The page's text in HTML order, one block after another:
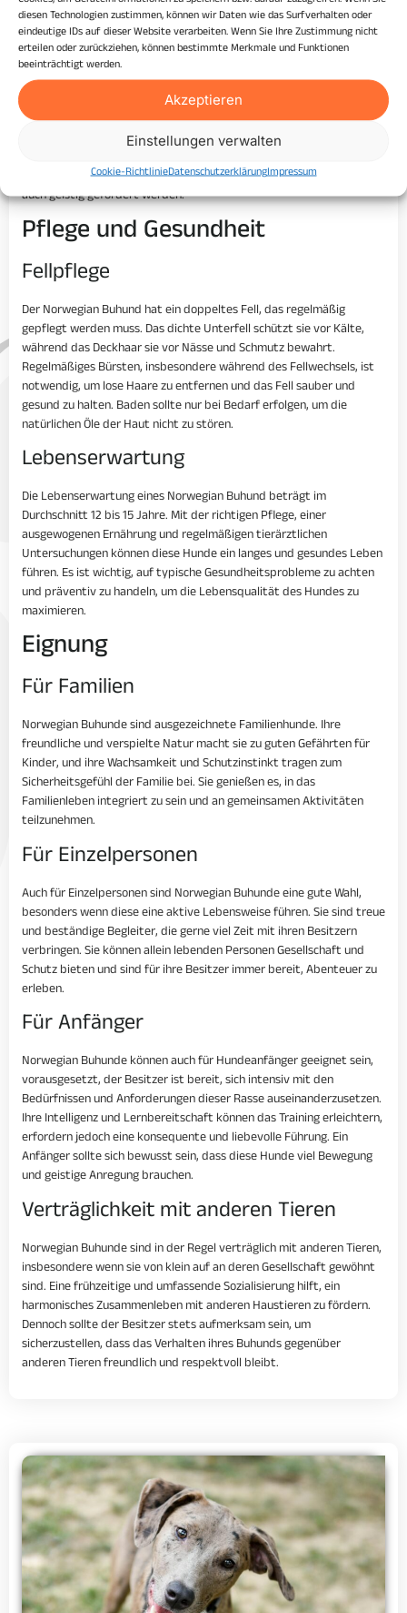
diesen Technologien zustimmen, können wir Daten wie das Surfverhalten oder
eindeutige IDs auf dieser Website verarbeiten. Wenn Sie Ihre Zustimmung nicht
erteilen oder zurückziehen, können bestimmte Merkmale und Funktionen
beeinträchtigt werden.
Akzeptieren
Einstellungen verwalten
Cookie-RichtlinieDatenschutzerklärungImpressum
und sie geistig auszulasten.
Besondere Anforderungen
Aufgrund ihrer Ursprünge als Arbeits- und Hütehunde benötigen
Norwegian Buhunde Aufgaben, die ihrem Bedürfnis nach körperlicher
und geistiger Anstrengung gerecht werden. Ohne ausreichend
Beschäftigung und Anregung können sie schnell gelangweilt und
strukturierte Umgebung zu bieten, in der sie sowohl körperlich als
auch geistig gefordert werden.
Pflege und Gesundheit
Fellpflege
Der Norwegian Buhund hat ein doppeltes Fell, das regelmäßig
gepflegt werden muss. Das dichte Unterfell schützt sie vor Kälte,
während das Deckhaar sie vor Nässe und Schmutz bewahrt.
Regelmäßiges Bürsten, insbesondere während des Fellwechsels, ist
notwendig, um lose Haare zu entfernen und das Fell sauber und
gesund zu halten. Baden sollte nur bei Bedarf erfolgen, um die
natürlichen Öle der Haut nicht zu stören.
Lebenserwartung
Die Lebenserwartung eines Norwegian Buhund beträgt im
Durchschnitt 12 bis 15 Jahre. Mit der richtigen Pflege, einer
ausgewogenen Ernährung und regelmäßigen tierärztlichen
Untersuchungen können diese Hunde ein langes und gesundes Leben
führen. Es ist wichtig, auf typische Gesundheitsprobleme zu achten
und präventiv zu handeln, um die Lebensqualität des Hundes zu
maximieren.
Eignung
Für Familien
Norwegian Buhunde sind ausgezeichnete Familienhunde. Ihre
freundliche und verspielte Natur macht sie zu guten Gefährten für
Kinder, und ihre Wachsamkeit und Schutzinstinkt tragen zum
Sicherheitsgefühl der Familie bei. Sie genießen es, in das
Familienleben integriert zu sein und an gemeinsamen Aktivitäten
teilzunehmen.
Für Einzelpersonen
Auch für Einzelpersonen sind Norwegian Buhunde eine gute Wahl,
besonders wenn diese eine aktive Lebensweise führen. Sie sind treue
und beständige Begleiter, die gerne viel Zeit mit ihren Besitzern
verbringen. Sie können allein lebenden Personen Gesellschaft und
Schutz bieten und sind für ihre Besitzer immer bereit, Abenteuer zu
erleben.
Für Anfänger
Norwegian Buhunde können auch für Hundeanfänger geeignet sein,
vorausgesetzt, der Besitzer ist bereit, sich intensiv mit den
Bedürfnissen und Anforderungen dieser Rasse auseinanderzusetzen.
Ihre Intelligenz und Lernbereitschaft können das Training erleichtern,
erfordern jedoch eine konsequente und liebevolle Führung. Ein
Anfänger sollte sich bewusst sein, dass diese Hunde viel Bewegung
und geistige Anregung brauchen.
Verträglichkeit mit anderen Tieren
Norwegian Buhunde sind in der Regel verträglich mit anderen Tieren,
insbesondere wenn sie von klein auf an deren Gesellschaft gewöhnt
sind. Eine frühzeitige und umfassende Sozialisierung hilft, ein
harmonisches Zusammenleben mit anderen Haustieren zu fördern.
Dennoch sollte der Besitzer stets aufmerksam sein, um
sicherzustellen, dass das Verhalten ihres Buhunds gegenüber
anderen Tieren freundlich und respektvoll bleibt.